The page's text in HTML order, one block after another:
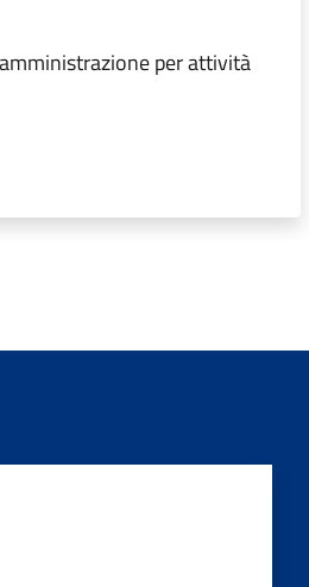
per attività